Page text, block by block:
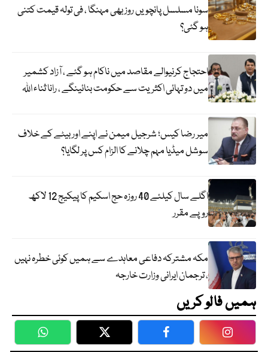
سونا مسلسل پانچویں روز بھی مہنگا ، فی تولہ قیمت کتنی
ہو گئی؟
احتجاج کرنیوالے مقاصد میں ناکام ہو گئے ، آزاد کشمیر
میں دو تہائی اکثریت سے حکومت بنائینگے ، رانا ثناء اللہ
میر رضا کیس؛ شرجیل میمن نے اپنے اور بیٹے کے خلاف
سوشل میڈیا مہم چلانے کا الزام کس پر لگایا؟
اگلے سال کیلئے 40 روزہ حج اسکیم کا پیکیج 12 لاکھ
روپے مقرر
مکہ مشترکہ دفاعی معاہدے سے ہمیں کوئی خطرہ نہیں
، ترجمان ایرانی وزارت خارجہ
ہمیں فالو کریں
WhatsApp Twitter Facebook